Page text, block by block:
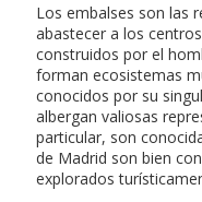
Los embalses son las
abastecer a los
construidos por el
forman ecosistemas
conocidos por su
albergan valiosas
particular, son
de Madrid son bien
explorados